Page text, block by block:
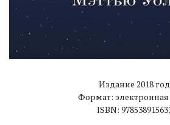
Издание 2018
Формат: электронная
ISBN: